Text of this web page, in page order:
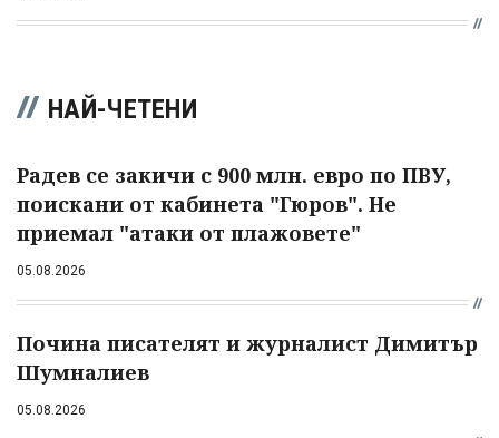
НАЙ-ЧЕТЕНИ
Радев се закичи с 900 млн. евро по ПВУ,
поискани от кабинета "Гюров". Не
приемал "атаки от плажовете"
05.08.2026
Почина писателят и журналист Димитър
Шумналиев
05.08.2026